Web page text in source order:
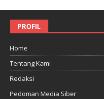
PROFIL
Home
Tentang Kami
Redaksi
Pedoman Media Siber